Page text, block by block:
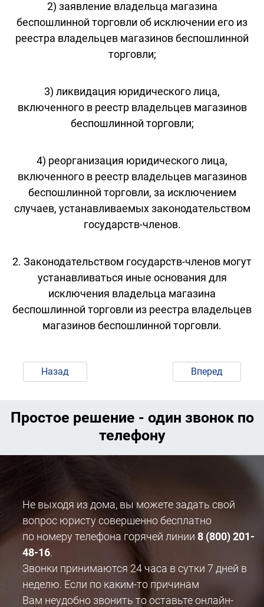
2) заявление владельца магазина
беспошлинной торговли об исключении его из
реестра владельцев магазинов беспошлинной
торговли;
3) ликвидация юридического лица,
включенного в реестр владельцев магазинов
беспошлинной торговли;
4) реорганизация юридического лица,
включенного в реестр владельцев магазинов
беспошлинной торговли, за исключением
случаев, устанавливаемых законодательством
государств-членов.
2. Законодательством государств-членов могут
устанавливаться иные основания для
исключения владельца магазина
беспошлинной торговли из реестра владельцев
магазинов беспошлинной торговли.
Назад Вперед
Простое решение - один звонок по
телефону
Не выходя из дома, вы можете задать свой
вопрос юристу совершенно бесплатно
по номеру телефона горячей линии 8 (800) 201-
48-16.
Звонки принимаются 24 часа в сутки 7 дней в
неделю. Если по каким-то причинам
Вам неудобно звонить то оставьте онлайн-